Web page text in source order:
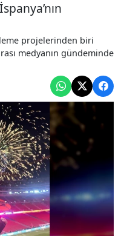
projelerinden biri
medyanın gündeminde